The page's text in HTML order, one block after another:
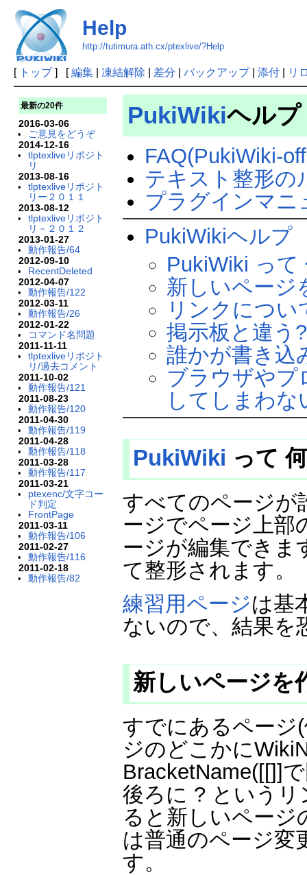
Help
http://tutimura.ath.cx/ptexlive/?Help
[ トップ] [編集| 凍結解除 差分 バックアップ| 添付| リ
最新の20件
2016-03-06
ご意見をどうぞ
2014-12-16
tlptexliveリポジト
リ
2013-08-16
tlptexliveリポジト
リー２０１１
2013-08-12
tlptexliveリポジト
リ－２０１２
2013-01-27
動作報告/64
2012-09-10
RecentDeleted
2012-04-07
動作報告/122
2012-03-11
動作報告/26
2012-01-22
コマンド名問題
2011-11-11
tlptexliveリポジト
リ/過去コメント
2011-10-02
動作報告/121
2011-08-23
動作報告/120
2011-04-30
動作報告/119
2011-04-28
動作報告/118
2011-03-28
動作報告/117
2011-03-21
ptexenc/文字コー
ド判定
FrontPage
2011-03-11
動作報告/106
2011-02-27
動作報告/116
2011-02-18
動作報告/82
PukiWikiヘルプ
FAQ(PukiWiki-
テキスト整形の
プラグインマニ
PukiWikiヘルプ
PukiWiki って
新しいページ
リンクについ
掲示板と違う?
誰かが書き込
ブラウザやプ
してしまわな
PukiWiki って
すべてのページが
ージでページ上部
ージが編集できま
て整形されます。
練習用ページは基
ないので、結果を
新しいページ
すでにあるページ
ジのどこかに
BracketName([[]]
後ろに ? という
ると新しいページ
は普通のページ変
す。